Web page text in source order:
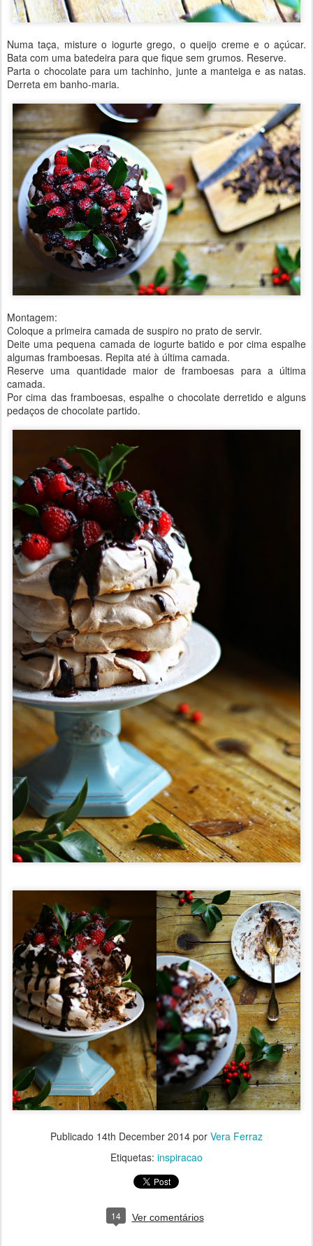
Numa taça, misture o iogurte grego, o queijo creme e o açúcar.
Bata com uma batedeira para que fique sem grumos. Reserve.
Parta o chocolate para um tachinho, junte a manteiga e as natas.
Derreta em banho-maria.
Montagem:
Coloque a primeira camada de suspiro no prato de servir.
Deite uma pequena camada de iogurte batido e por cima espalhe
algumas framboesas. Repita até à última camada.
Reserve uma quantidade maior de framboesas para a última
camada.
Por cima das framboesas, espalhe o chocolate derretido e alguns
pedaços de chocolate partido.
Publicado 14th December 2014 por Vera Ferraz
Etiquetas: inspiracao
14 Ver comentários